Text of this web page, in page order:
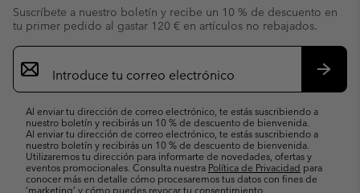
Suscríbete a nuestro boletín y recibe un 10 % de descuento en
tu primer pedido al gastar 120 € en artículos no rebajados.
Suscripción
de
correo
Al enviar tu dirección de correo electrónico, te estás suscribiendo a
nuestro boletín y recibirás un 10 % de descuento de bienvenida.
Al enviar tu dirección de correo electrónico, te estás suscribiendo a
nuestro boletín y recibirás un 10 % de descuento de bienvenida.
Utilizaremos tu dirección para informarte de novedades, ofertas y
eventos promocionales. Consulta nuestra Política de Privacidad para
conocer más en detalle cómo procesaremos tus datos con fines de
’marketing’ y cómo puedes revocar tu consentimiento.